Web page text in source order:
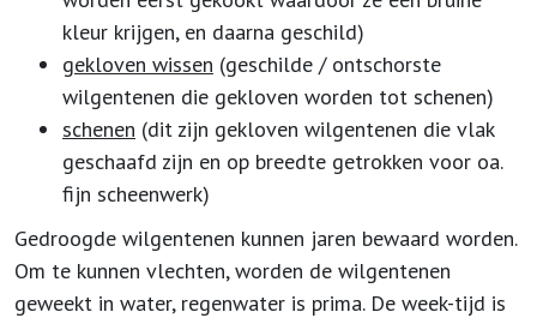
kleur krijgen, en daarna geschild)
gekloven wissen (geschilde / ontschorste
wilgentenen die gekloven worden tot schenen)
schenen (dit zijn gekloven wilgentenen die vlak
geschaafd zijn en op breedte getrokken voor oa.
fijn scheenwerk)
Gedroogde wilgentenen kunnen jaren bewaard worden.
Om te kunnen vlechten, worden de wilgentenen
geweekt in water, regenwater is prima. De week-tijd is